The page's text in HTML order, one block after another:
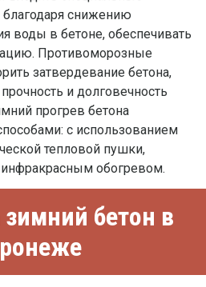
снижению
воды в бетоне, обеспечивать
Противоморозные
затвердевание бетона,
и долговечность
прогрев бетона
с использованием
тепловой пушки,
обогревом.
бетон в